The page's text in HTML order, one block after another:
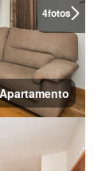
4fotos